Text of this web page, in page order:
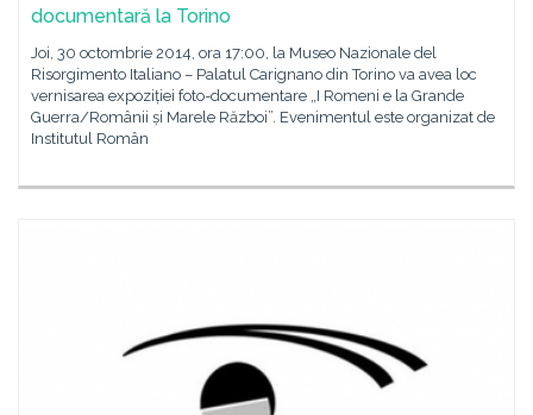
documentară la Torino
Joi, 30 octombrie 2014, ora 17:00, la Museo Nazionale del
Risorgimento Italiano – Palatul Carignano din Torino va avea loc
vernisarea expoziției foto-documentare „I Romeni e la Grande
Guerra/Românii și Marele Război”. Evenimentul este organizat de
Institutul Român